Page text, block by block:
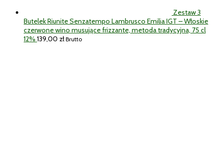
Zestaw 3
Butelek Riunite Senzatempo Lambrusco Emilia IGT – Włoskie
czerwone wino musujące frizzante, metoda tradycyjna, 75 cl
12% 139,00 zł Brutto